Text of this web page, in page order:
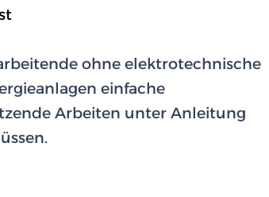
ohne elektrotechnische
einfache
Arbeiten unter Anleitung